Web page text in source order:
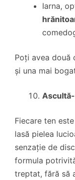
Iarna,
Poți avea două
și una mai
Fiecare ten
lasă pielea
senzație de
formula
treptat, fără să